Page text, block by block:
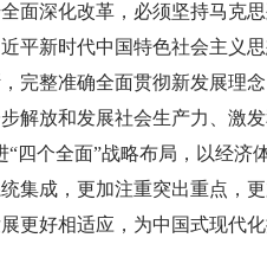
面深化改革，必须坚持马克
平新时代中国特色社会主义
完整准确全面贯彻新发展理
解放和发展社会生产力、激
“四个全面”战略布局，以经
集成，更加注重突出重点，
更好相适应，为中国式现代